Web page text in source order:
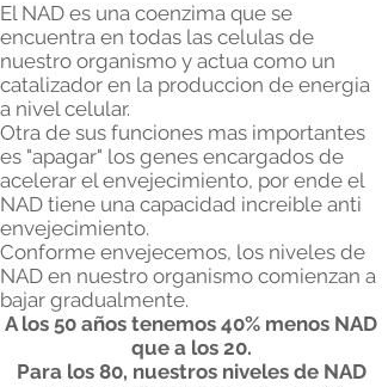
El NAD es una coenzima que se
encuentra en todas las celulas de
nuestro organismo y actua como un
catalizador en la produccion de energia
a nivel celular.
Otra de sus funciones mas importantes
es "apagar" los genes encargados de
acelerar el envejecimiento, por ende el
NAD tiene una capacidad increible anti
envejecimiento.
Conforme envejecemos, los niveles de
NAD en nuestro organismo comienzan a
bajar gradualmente.
A los 50 años tenemos 40% menos NAD
que a los 20.
Para los 80, nuestros niveles de NAD